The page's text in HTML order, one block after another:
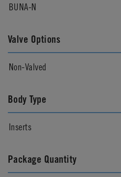
BUNA-N
Valve Options
Non-Valved
Body Type
Inserts
Package Quantity